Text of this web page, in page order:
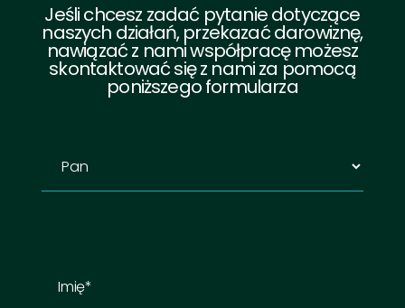
Jeśli chcesz zadać pytanie dotyczące
naszych działań, przekazać darowiznę,
nawiązać z nami współpracę możesz
skontaktować się z nami za pomocą
poniższego formularza